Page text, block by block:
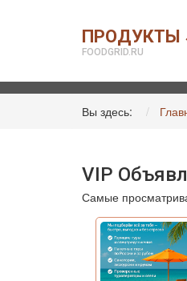
ПРОДУКТЫ
FOODGRID.RU
Вы здесь:
VIP
Самые